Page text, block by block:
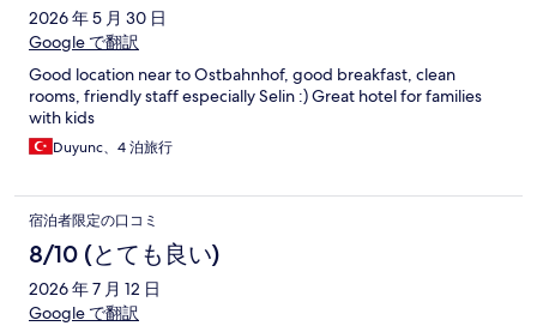
2026 年 5 月 30 日
Google で翻訳
Good location near to Ostbahnhof, good breakfast, clean
rooms, friendly staff especially Selin :) Great hotel for families
with kids
Duyunc、4 泊旅行
宿泊者限定の口コミ
8/10 (とても良い)
2026 年 7 月 12 日
Google で翻訳